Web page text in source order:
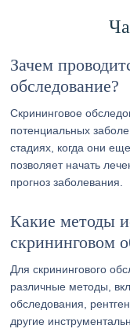
Зачем
обследование?
Скрининговое
потенциальных
стадиях, когда они
позволяет начать
прогноз заболевания.
Какие методы
скрининговом
Для скринингового
различные методы,
обследования,
другие